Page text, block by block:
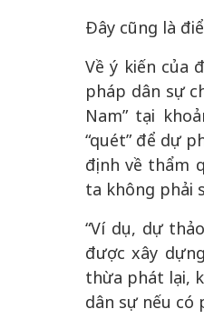
Đây cũng là
Về ý kiến của
pháp dân sự
Nam” tại
“quét” để dự
định về thẩm
ta không phải
“Ví dụ, dự
được xây
thừa phát lại,
dân sự nếu có